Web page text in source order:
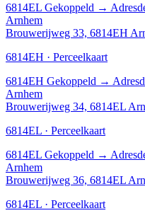
6814EL Gekoppeld →
Arnhem
Brouwerijweg 33, 6814EH
6814EH · Perceelkaart
6814EH Gekoppeld →
Arnhem
Brouwerijweg 34, 6814EL
6814EL · Perceelkaart
6814EL Gekoppeld →
Arnhem
Brouwerijweg 36, 6814EL
6814EL · Perceelkaart